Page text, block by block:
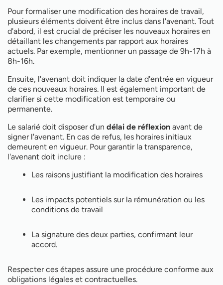
Pour formaliser une modification des horaires de travail,
plusieurs éléments doivent être inclus dans l'avenant. Tout
d'abord, il est crucial de préciser les nouveaux horaires en
détaillant les changements par rapport aux horaires
actuels. Par exemple, mentionner un passage de 9h-17h à
8h-16h.
Ensuite, l'avenant doit indiquer la date d'entrée en vigueur
de ces nouveaux horaires. Il est également important de
clarifier si cette modification est temporaire ou
permanente.
Le salarié doit disposer d'un délai de réflexion avant de
signer l'avenant. En cas de refus, les horaires initiaux
demeurent en vigueur. Pour garantir la transparence,
l'avenant doit inclure :
Les raisons justifiant la modification des horaires
Les impacts potentiels sur la rémunération ou les
conditions de travail
La signature des deux parties, confirmant leur
accord.
Respecter ces étapes assure une procédure conforme aux
obligations légales et contractuelles.